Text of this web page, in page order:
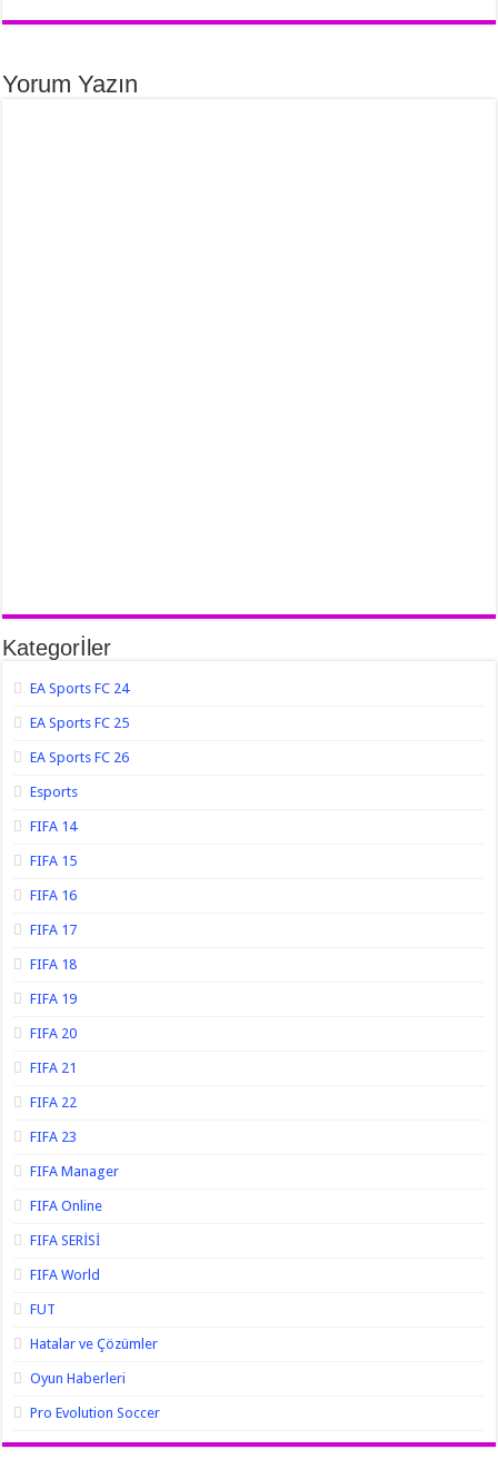
Yorum Yazın
Kategorİler
EA Sports FC 24
EA Sports FC 25
EA Sports FC 26
Esports
FIFA 14
FIFA 15
FIFA 16
FIFA 17
FIFA 18
FIFA 19
FIFA 20
FIFA 21
FIFA 22
FIFA 23
FIFA Manager
FIFA Online
FIFA SERİSİ
FIFA World
FUT
Hatalar ve Çözümler
Oyun Haberleri
Pro Evolution Soccer